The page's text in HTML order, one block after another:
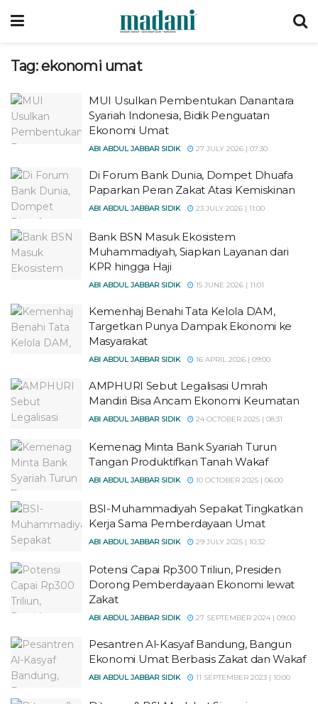
Tag:ekonomi umat
MUI Usulkan Pembentukan Danantara
Syariah Indonesia, Bidik Penguatan
Ekonomi Umat
ABI ABDUL JABBAR SIDIK 27 JULY 2026 | 07:30
Di Forum Bank Dunia, Dompet Dhuafa
Paparkan Peran Zakat Atasi Kemiskinan
ABI ABDUL JABBAR SIDIK 23 JULY 2026 | 11:00
Bank BSN Masuk Ekosistem
Muhammadiyah, Siapkan Layanan dari
KPR hingga Haji
ABI ABDUL JABBAR SIDIK 15 JUNE 2026 | 11:01
Kemenhaj Benahi Tata Kelola DAM,
Targetkan Punya Dampak Ekonomi ke
Masyarakat
ABI ABDUL JABBAR SIDIK 16 APRIL 2026 | 09:00
AMPHURI Sebut Legalisasi Umrah
Mandiri Bisa Ancam Ekonomi Keumatan
ABI ABDUL JABBAR SIDIK 24 OCTOBER 2025 | 08:31
Kemenag Minta Bank Syariah Turun
Tangan Produktifkan Tanah Wakaf
ABI ABDUL JABBAR SIDIK 10 OCTOBER 2025 | 06:00
BSI-Muhammadiyah Sepakat Tingkatkan
Kerja Sama Pemberdayaan Umat
ABI ABDUL JABBAR SIDIK 29 JULY 2025 | 10:32
Potensi Capai Rp300 Triliun, Presiden
Dorong Pemberdayaan Ekonomi lewat
Zakat
ABI ABDUL JABBAR SIDIK 27 SEPTEMBER 2024 | 09:00
Pesantren Al-Kasyaf Bandung, Bangun
Ekonomi Umat Berbasis Zakat dan Wakaf
ABI ABDUL JABBAR SIDIK 11 SEPTEMBER 2023 | 10:00